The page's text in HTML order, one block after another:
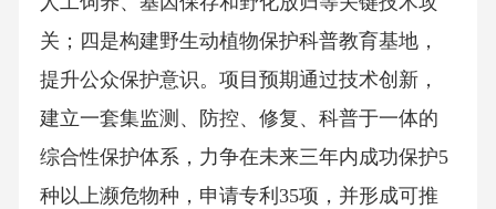
关；四是构建野生动植物保护科普教育基地，
提升公众保护意识。项目预期通过技术创新，
建立一套集监测、防控、修复、科普于一体的
综合性保护体系，力争在未来三年内成功保护5
种以上濒危物种，申请专利35项，并形成可推